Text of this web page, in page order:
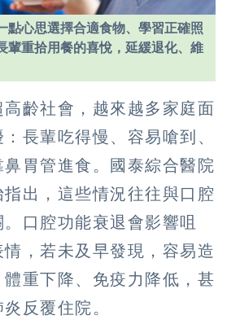
點心思選擇合適食物、學習正確照
輩重拾用餐的喜悅，延緩退化、維
高齡社會，越來越多家庭面
長輩吃得慢、容易嗆到、
胃管進食。國泰綜合醫院
出，這些情況往往與口腔
口腔功能衰退會影響咀
，若未及早發現，容易造
體重下降、免疫力降低，甚
反覆住院。